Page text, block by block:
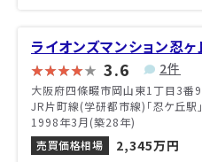
ライオンズマンション忍ヶ
3.6 2件
大阪府四條畷市岡山東1丁目3番
JR片町線(学研都市線)「忍ケ丘駅
1998年3月(築28年)
売買価格相場
2,345万円